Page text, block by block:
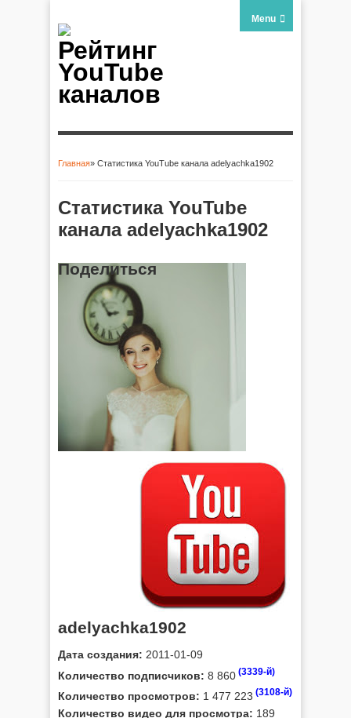
Рейтинг
YouTube
каналов
Menu
Главная» Статистика YouTube канала adelyachka1902
Статистика YouTube
канала adelyachka1902
Поделиться
adelyachka1902
Дата создания: 2011-01-09
Количество подписчиков: 8 860 (3339-й)
Количество просмотров: 1 477 223 (3108-й)
Количество видео для просмотра: 189